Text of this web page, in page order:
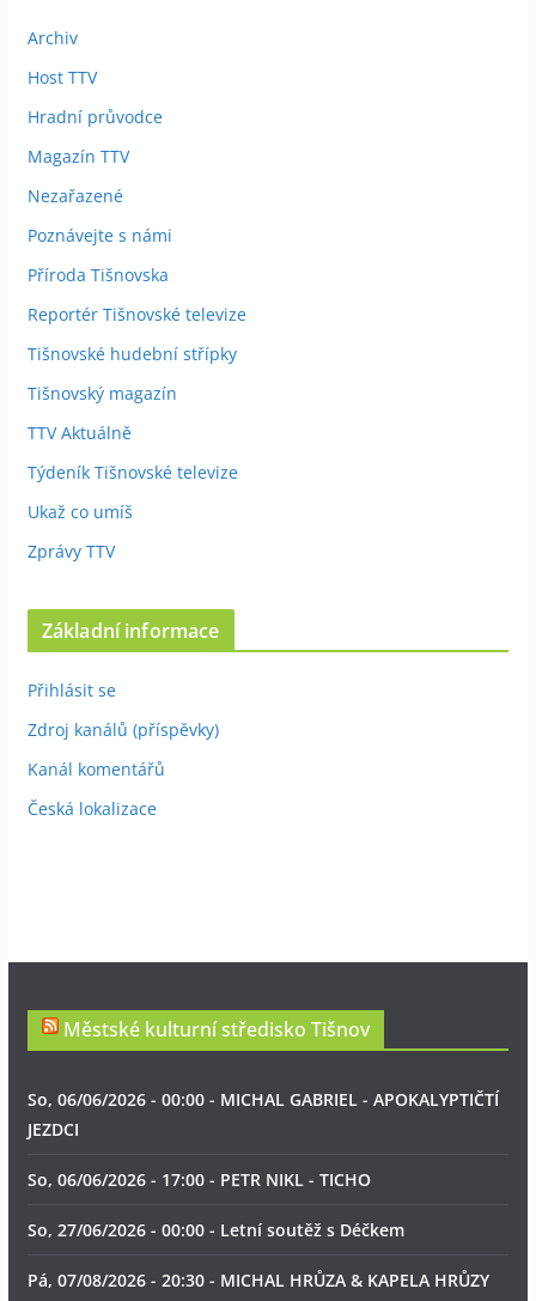
Archiv
Host TTV
Hradní průvodce
Magazín TTV
Nezařazené
Poznávejte s námi
Příroda Tišnovska
Reportér Tišnovské televize
Tišnovské hudební střípky
Tišnovský magazín
TTV Aktuálně
Týdeník Tišnovské televize
Ukaž co umíš
Zprávy TTV
Základní informace
Přihlásit se
Zdroj kanálů (příspěvky)
Kanál komentářů
Česká lokalizace
Městské kulturní středisko Tišnov
So, 06/06/2026 - 00:00 - MICHAL GABRIEL - APOKALYPTIČTÍ
JEZDCI
So, 06/06/2026 - 17:00 - PETR NIKL - TICHO
So, 27/06/2026 - 00:00 - Letní soutěž s Déčkem
Pá, 07/08/2026 - 20:30 - MICHAL HRŮZA & KAPELA HRŮZY